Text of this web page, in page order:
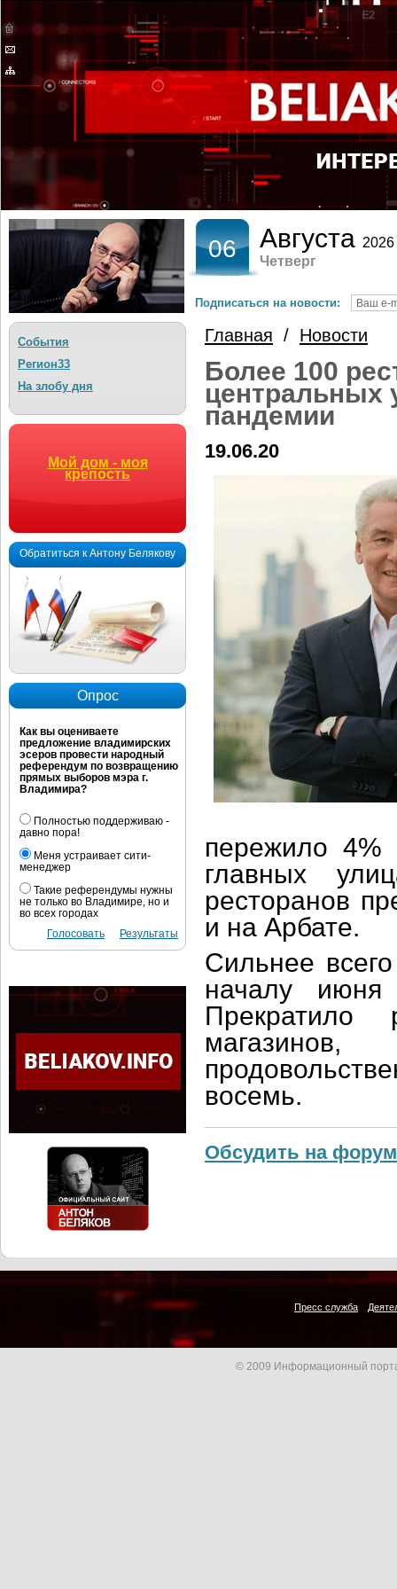
Подписаться на новости:
События
Регион33
На злобу дня
Мой дом - моя
крепость
Обратиться к Антону Белякову
Опрос
Как вы оцениваете
предложение владимирских
эсеров провести народный
референдум по возвращению
прямых выборов мэра г.
Владимира?
Полностью поддерживаю -
давно пора!
Меня устраивает сити-
менеджер
Такие референдумы нужны
не только во Владимире, но и
во всех городах
Результаты
Голосовать
06 Августа 2026
Четверг
Главная / Новости
Более 100
центральных
пандемии
19.06.20
пережило 4%
главных
ресторанов
и на Арбате.
Сильнее
началу
Прекратило
восемь.
Обсудить на
Пресс служба
© 2009 Информационный